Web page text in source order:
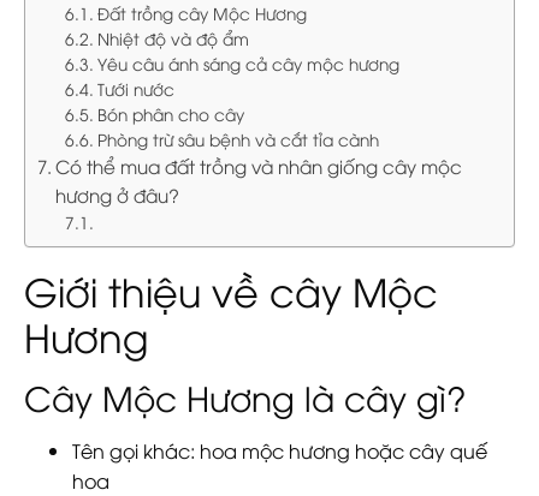
Đất trồng cây Mộc Hương
Nhiệt độ và độ ẩm
Yêu câu ánh sáng cả cây mộc hương
Tưới nước
Bón phân cho cây
Phòng trừ sâu bệnh và cắt tỉa cành
Có thể mua đất trồng và nhân giống cây mộc
hương ở đâu?
Giới thiệu về cây Mộc
Hương
Cây Mộc Hương là cây gì?
Tên gọi khác: hoa mộc hương hoặc cây quế
hoa